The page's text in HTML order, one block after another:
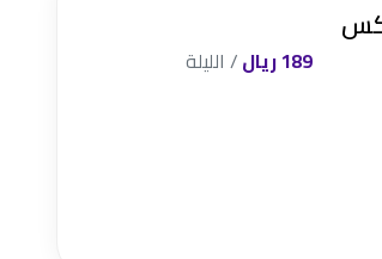
189 ريال / الليلة